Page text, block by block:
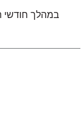
במהלך חודשי